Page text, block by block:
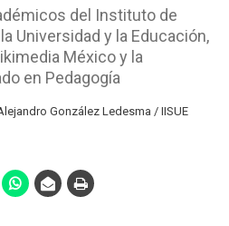
del Instituto de
Universidad y la Educación,
México y la
en Pedagogía
González Ledesma / IISUE